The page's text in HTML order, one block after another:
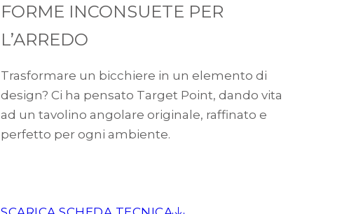
FORME INCONSUETE PER
L’ARREDO
Trasformare un bicchiere in un elemento di
design? Ci ha pensato Target Point, dando vita
ad un tavolino angolare originale, raffinato e
perfetto per ogni ambiente.